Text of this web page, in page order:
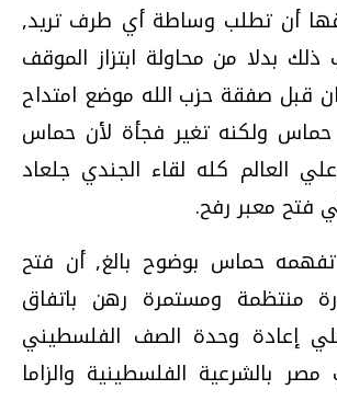
أن تطلب وساطة أي طرف تريد‏,‏
بدلا من محاولة ابتزاز الموقف
قبل صفقة حزب الله موضع امتداح
حماس ولكنه تغير فجأة‏‏ لأن حماس
العالم كله لقاء الجندي جلعاد
فتح معبر رفح‏.‏
حماس بوضوح بالغ‏,‏ أن فتح
منتظمة ومستمرة رهن باتفاق
إعادة وحدة الصف الفلسطيني‏‏
مصر بالشرعية الفلسطينية والزاما